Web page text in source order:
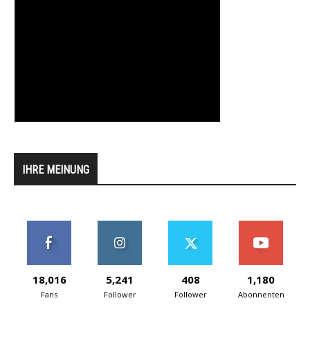
IHRE MEINUNG
18,016
Fans
5,241
Follower
408
Follower
1,180
Abonnenten